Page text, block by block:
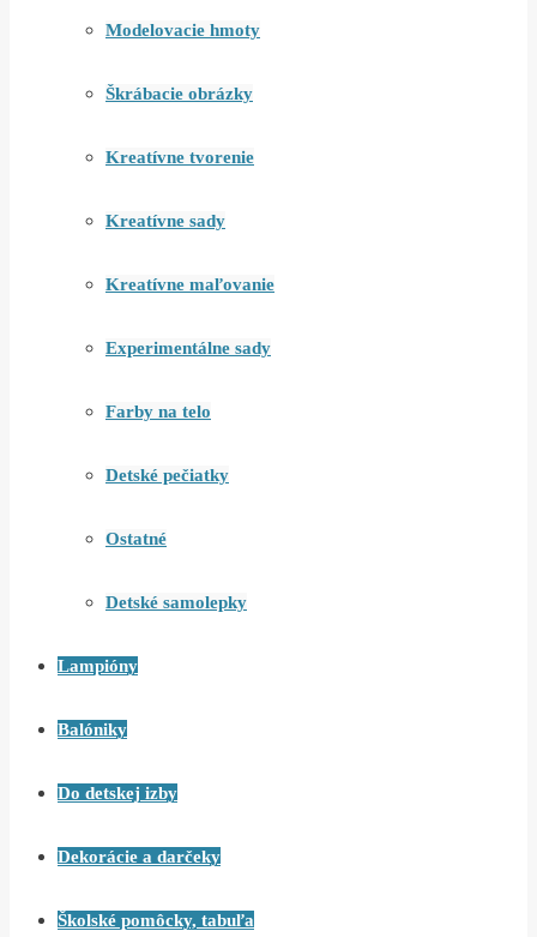
Modelovacie hmoty
Škrábacie obrázky
Kreatívne tvorenie
Kreatívne sady
Kreatívne maľovanie
Experimentálne sady
Farby na telo
Detské pečiatky
Ostatné
Detské samolepky
Lampióny
Balóniky
Do detskej izby
Dekorácie a darčeky
Školské pomôcky, tabuľa